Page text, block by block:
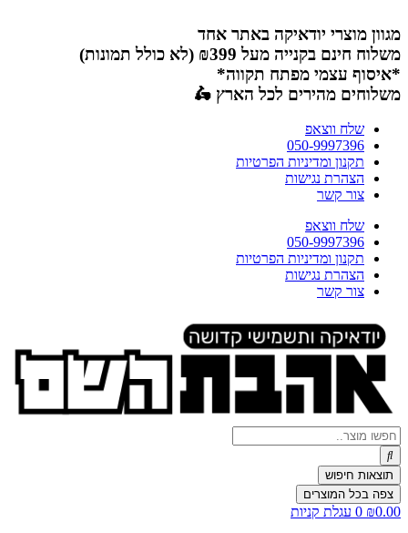
לתוכן
מגוון מוצרי יודאיקה באתר אחד
משלוח חינם בקנייה מעל ₪399 (לא כולל תמונות)
*איסוף עצמי מפתח תקווה*
משלוחים מהירים לכל הארץ 🛵
שלח ווצאפ
050-9997396
תקנון ומדיניות הפרטיות
הצהרת נגישות
צור קשר
שלח ווצאפ
050-9997396
תקנון ומדיניות הפרטיות
הצהרת נגישות
צור קשר
Search
...
תוצאות חיפוש
צפה בכל המוצרים
₪0.00
0 עגלת קניות